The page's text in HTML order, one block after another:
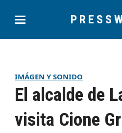
IMÁGEN Y SONIDO
El alcalde de
visita Cione